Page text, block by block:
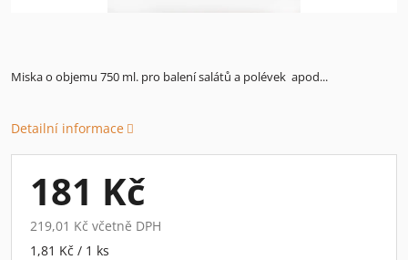
Miska o objemu 750 ml. pro balení salátů a polévek apod...
Detailní informace
181 Kč
219,01 Kč včetně DPH
Měrná
1,81 Kč / 1 ks